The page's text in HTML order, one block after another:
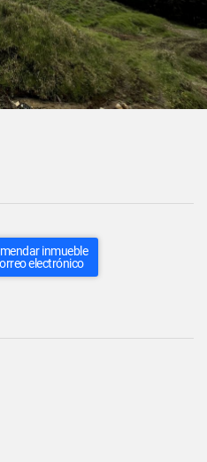
inmueble
electrónico